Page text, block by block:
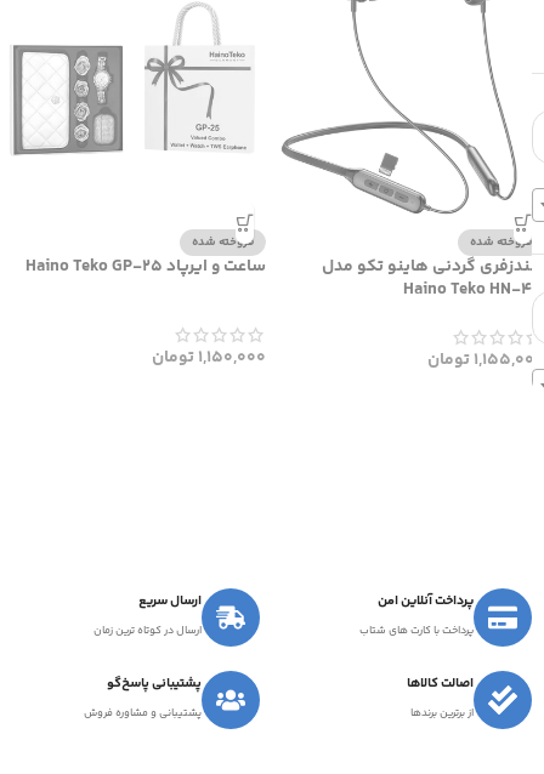
فروخته شده
هندزفری گردنی هاینو تکو مدل
Haino Teko HN-43
1,155,000تومان
فروخته شده
ساعت و ایرپاد Haino Teko GP-25
1,150,000تومان
پرداخت آنلاین امن
پرداخت با کارت های شتاب
ارسال سریع
ارسال در کوتاه ترین زمان
اصالت کالاها
از برترین برندها
پشتیبانی پاسخ‌گو
پشتیبانی و مشاوره فروش